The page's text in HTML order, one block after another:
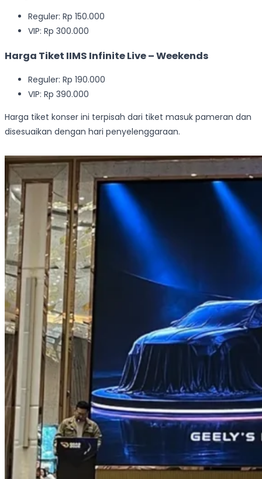
Reguler: Rp 150.000
VIP: Rp 300.000
Harga Tiket IIMS Infinite Live – Weekends
Reguler: Rp 190.000
VIP: Rp 390.000
Harga tiket konser ini terpisah dari tiket masuk pameran dan
disesuaikan dengan hari penyelenggaraan.